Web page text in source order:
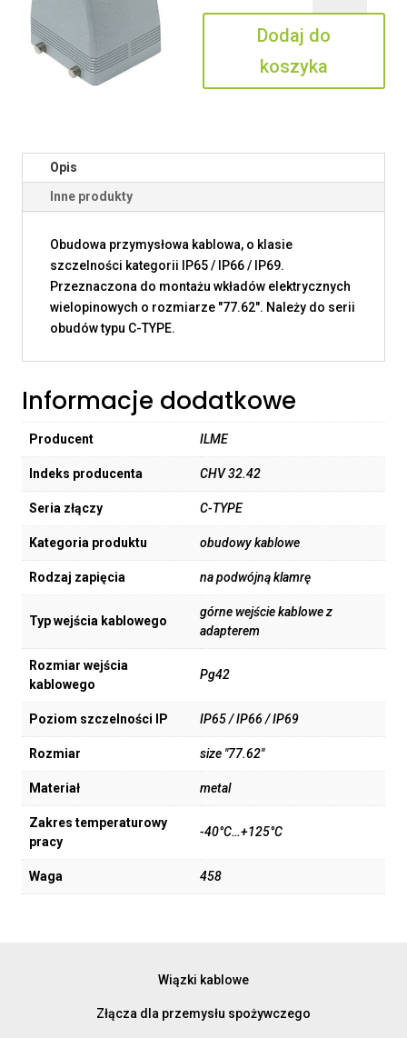
32.42
Dodaj do
koszyka
Opis
Inne produkty
Obudowa przymysłowa kablowa, o klasie
szczelności kategorii IP65 / IP66 / IP69.
Przeznaczona do montażu wkładów elektrycznych
wielopinowych o rozmiarze "77.62". Należy do serii
obudów typu C-TYPE.
Informacje dodatkowe
Producent ILME
Indeks producenta CHV 32.42
Seria złączy C-TYPE
Kategoria produktu obudowy kablowe
Rodzaj zapięcia na podwójną klamrę
Typ wejścia kablowego
górne wejście kablowe z
adapterem
Rozmiar wejścia
kablowego
Pg42
Poziom szczelności IP IP65 / IP66 / IP69
Rozmiar size "77.62"
Materiał metal
Zakres temperaturowy
pracy
-40°C…+125°C
Waga 458
Wiązki kablowe
Złącza dla przemysłu spożywczego